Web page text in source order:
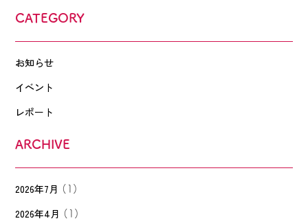
CATEGORY
お知らせ
イベント
レポート
ARCHIVE
2026年7月 (1)
2026年4月 (1)